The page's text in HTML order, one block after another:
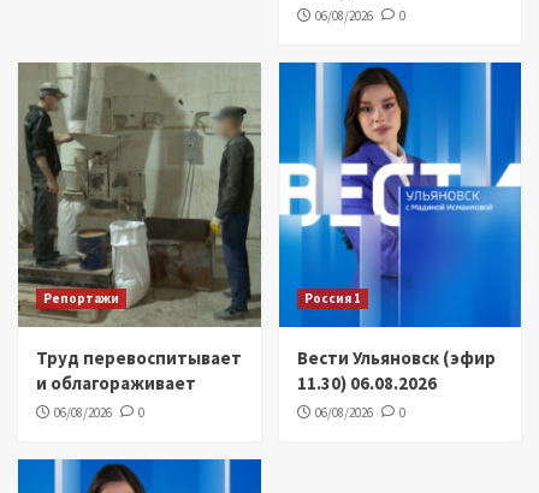
06/08/2026 0
Репортажи
Труд перевоспитывает
и облагораживает
06/08/2026 0
Россия 1
Вести Ульяновск (эфир
11.30) 06.08.2026
06/08/2026 0